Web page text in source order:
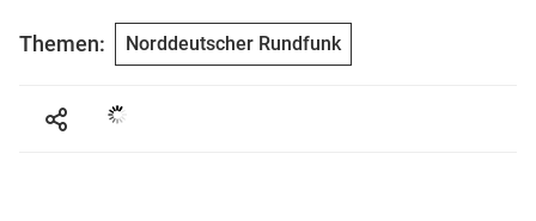
Themen: Norddeutscher Rundfunk